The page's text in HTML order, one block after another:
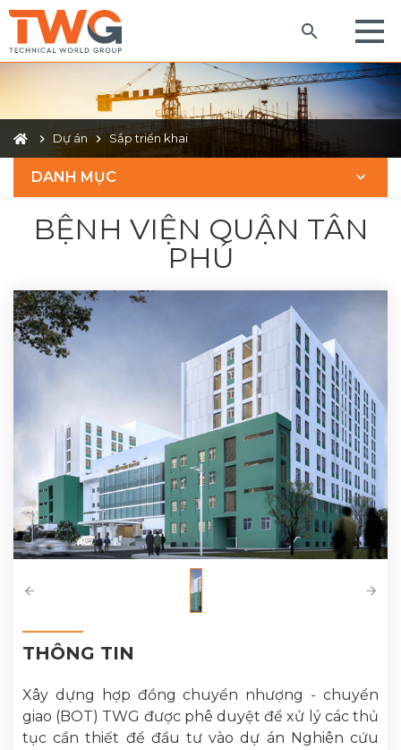
Dự án Sắp triển khai
DANH MỤC
BỆNH VIỆN QUẬN TÂN
PHÚ
THÔNG TIN
Xây dựng hợp đồng chuyển nhượng - chuyển
giao (BOT) TWG được phê duyệt để xử lý các thủ
tục cần thiết để đầu tư vào dự án Nghiên cứu